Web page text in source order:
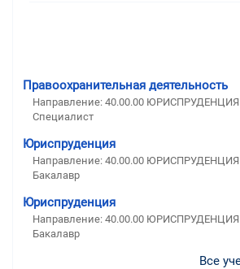
Правоохранительная деятельность
Направление: 40.00.00 ЮРИСПРУДЕНЦИЯ
Специалист
Юриспруденция
Направление: 40.00.00 ЮРИСПРУДЕНЦИЯ
Бакалавр
Юриспруденция
Направление: 40.00.00 ЮРИСПРУДЕНЦИЯ
Бакалавр
Все